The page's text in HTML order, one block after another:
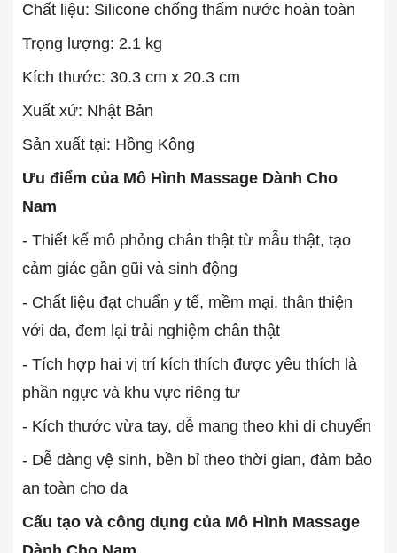
Chất liệu: Silicone chống thấm nước hoàn toàn
Trọng lượng: 2.1 kg
Kích thước: 30.3 cm x 20.3 cm
Xuất xứ: Nhật Bản
Sản xuất tại: Hồng Kông
Ưu điểm của Mô Hình Massage Dành Cho
Nam
- Thiết kế mô phỏng chân thật từ mẫu thật, tạo
cảm giác gần gũi và sinh động
- Chất liệu đạt chuẩn y tế, mềm mại, thân thiện
với da, đem lại trải nghiệm chân thật
- Tích hợp hai vị trí kích thích được yêu thích là
phần ngực và khu vực riêng tư
- Kích thước vừa tay, dễ mang theo khi di chuyển
- Dễ dàng vệ sinh, bền bỉ theo thời gian, đảm bảo
an toàn cho da
Cấu tạo và công dụng của Mô Hình Massage